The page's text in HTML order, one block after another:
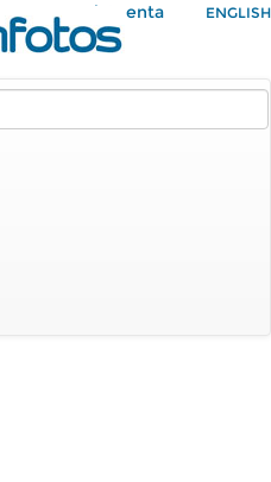
Mi Cuenta ENGLISH